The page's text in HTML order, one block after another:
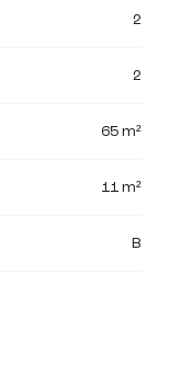
2
2
65 m²
11 m²
B